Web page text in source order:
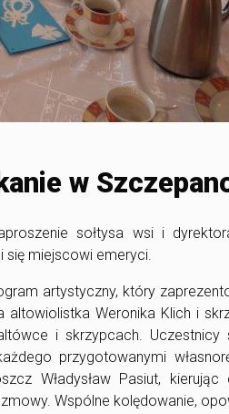
w
sołtysa wsi i
się miejscowi emeryci.
artystyczny, który
altowiolistka Weronika Klich i
i skrzypcach. Uczestnicy
przygotowanymi
Władysław Pasiut,
Wspólne kolędowanie,